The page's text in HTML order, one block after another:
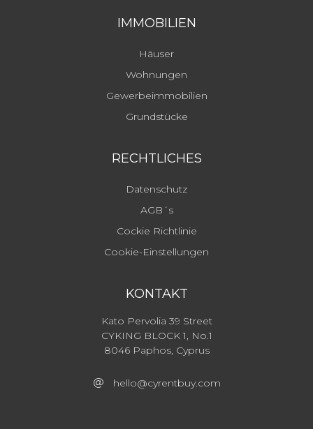
IMMOBILIEN
Häuser
Wohnungen
Gewerbeimmobilien
Grundstücke
RECHTLICHES
Datenschutz
AGB´s
Cockie Richtlinie
Cookie-Einstellungen
KONTAKT
Kato Pervolia 39 Street
CYKING BLOCK 1, No.1
8046 Paphos, Cyprus
hello@cyrentbuy.com